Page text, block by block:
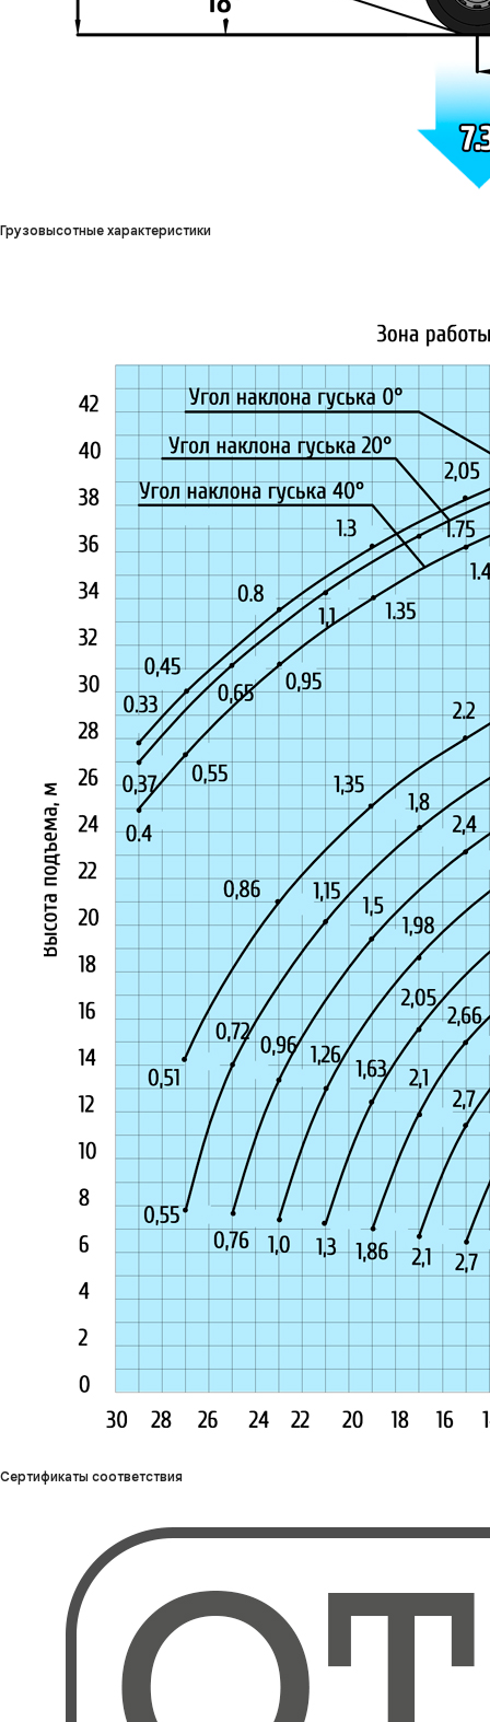
Грузовысотные характеристики
Сертификаты соответствия